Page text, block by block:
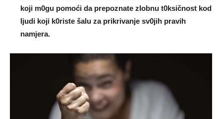
koji m0gu pomoći da prepoznate zIobnu t0ksičnost kod
ljudi koji k0riste šalu za prikrivanje sv0jih pravih
namjera.